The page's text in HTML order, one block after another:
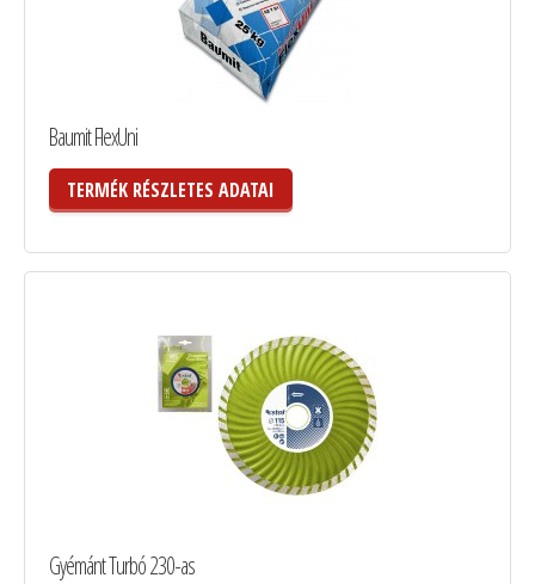
Baumit FlexUni
TERMÉK RÉSZLETES ADATAI
Gyémánt Turbó 230-as